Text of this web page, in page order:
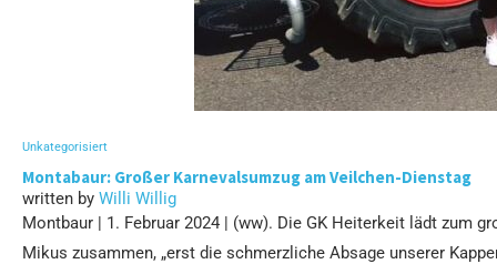
Unkategorisiert
Montabaur: Großer Karnevalsumzug am Veilchen-Dienstag
written by Willi Willig
Montbaur | 1. Februar 2024 | (ww). Die GK Heiterkeit lädt zum
Mikus zusammen, „erst die schmerzliche Absage unserer